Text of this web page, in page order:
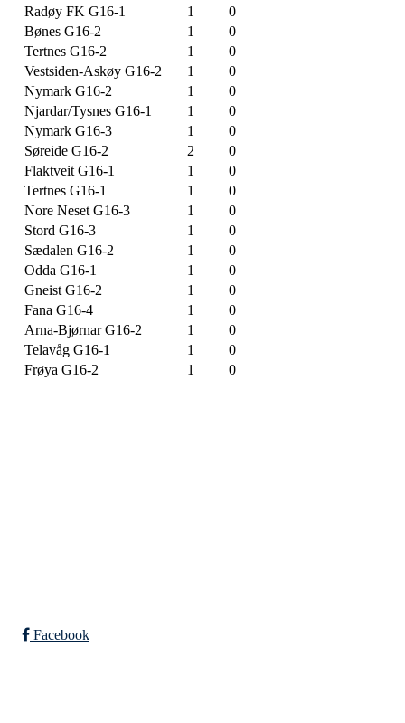
Radøy FK G16-1
1
0
Bønes G16-2
1
0
Tertnes G16-2
1
0
Vestsiden-Askøy G16-2
1
0
Nymark G16-2
1
0
Njardar/Tysnes G16-1
1
0
Nymark G16-3
1
0
Søreide G16-2
2
0
Flaktveit G16-1
1
0
Tertnes G16-1
1
0
Nore Neset G16-3
1
0
Stord G16-3
1
0
Sædalen G16-2
1
0
Odda G16-1
1
0
Gneist G16-2
1
0
Fana G16-4
1
0
Arna-Bjørnar G16-2
1
0
Telavåg G16-1
1
0
Frøya G16-2
1 0
Facebook